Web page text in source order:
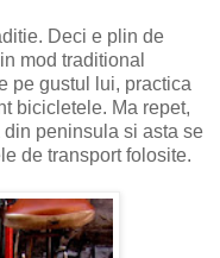
Deci e plin de
mod traditional
pe gustul lui, practica
bicicletele. Ma repet,
peninsula si asta se
de transport folosite.